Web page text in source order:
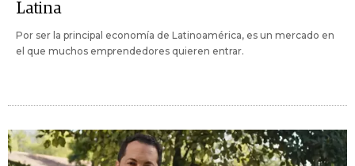
Latina
Por ser la principal economía de Latinoamérica, es un mercado en
el que muchos emprendedores quieren entrar.